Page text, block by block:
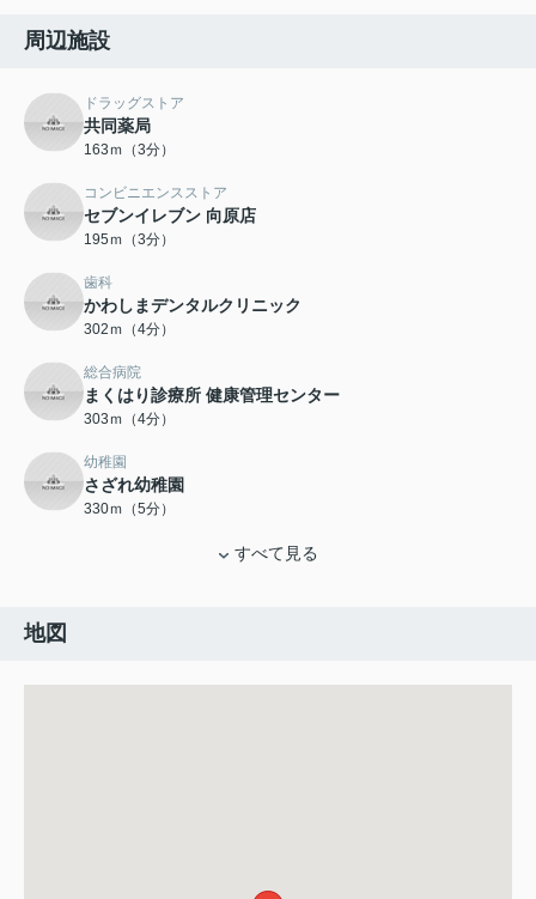
周辺施設
ドラッグストア
共同薬局
163ｍ（3分）
コンビニエンスストア
セブンイレブン 向原店
195ｍ（3分）
歯科
かわしまデンタルクリニック
302ｍ（4分）
総合病院
まくはり診療所 健康管理センター
303ｍ（4分）
幼稚園
さざれ幼稚園
330ｍ（5分）
すべて見る
地図